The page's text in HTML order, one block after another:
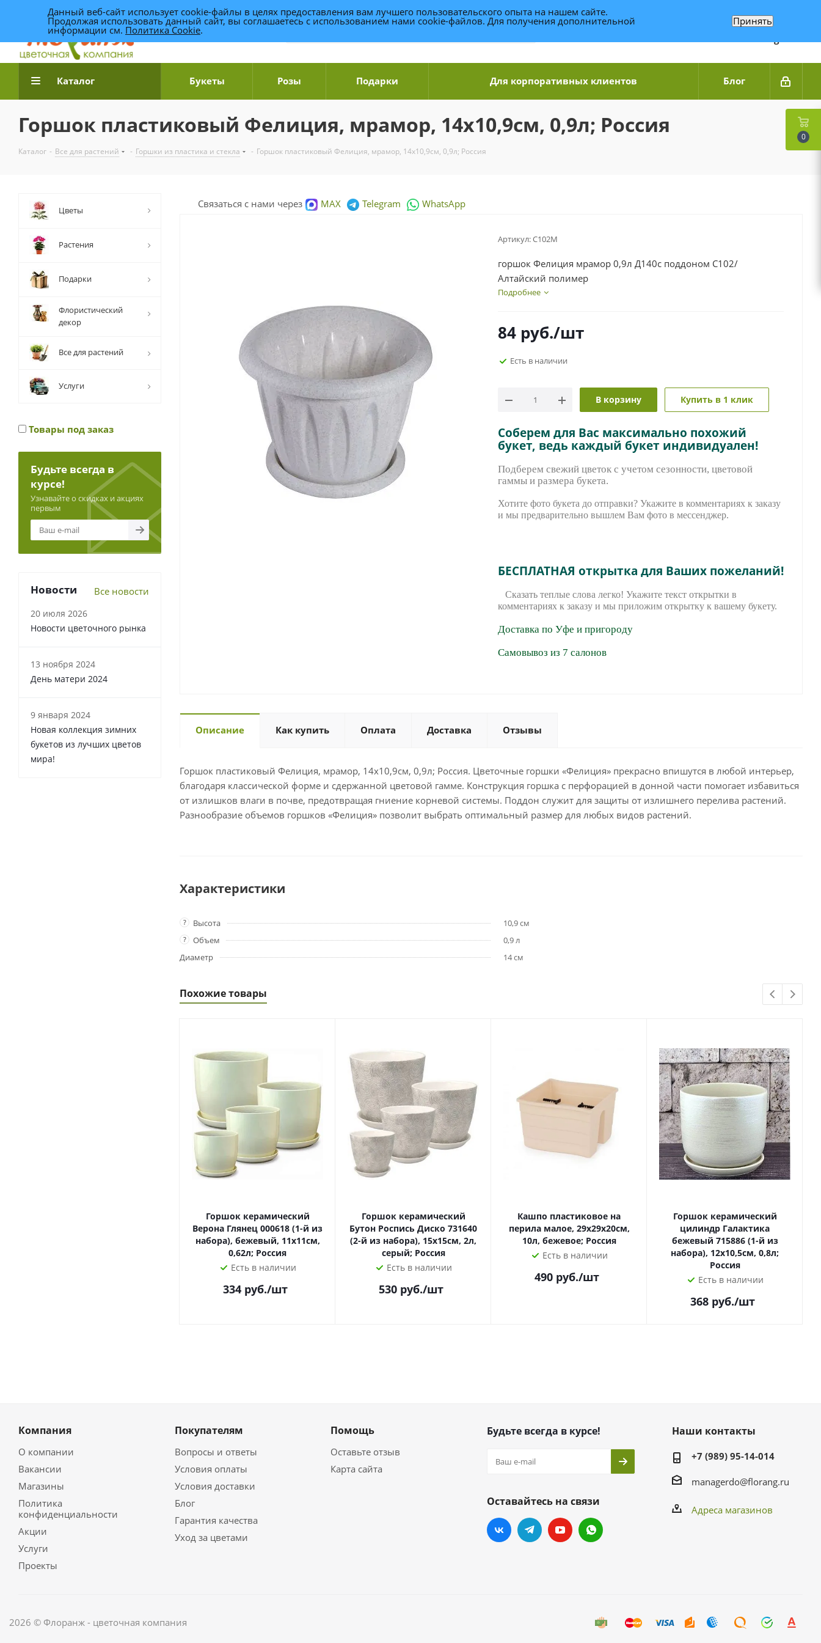
Доставка цветов по Уфе +7 (989) 95-14-014
Связаться по WhatsApp
Каталог Букеты Розы Подарки Для корпоративных клиентов Блог
Горшок пластиковый Фелиция, мрамор, 14х10,9см, 0,9л; Россия
Каталог - Все для растений - Горшки из пластика и стекла - Горшок пластиковый Фелиция, мрамор, 14х10,9см, 0,9л; Россия
Связаться с нами через MAX Telegram WhatsApp
Артикул:С102М
горшок Фелиция мрамор 0,9л Д140с поддоном С102/
Алтайский полимер
Подробнее
84 руб./шт
Есть в наличии
В корзину Купить в 1 клик
Соберем для Вас максимально похожий
букет, ведь каждый букет индивидуален!
Подберем свежий цветок с учетом сезонности, цветовой
гаммы и размера букета.
Хотите фото букета до отправки? Укажите в комментариях к заказу
и мы предварительно вышлем Вам фото в мессенджер.
БЕСПЛАТНАЯ открытка для Ваших пожеланий!
Сказать теплые слова легко! Укажите текст открытки в
комментариях к заказу и мы приложим открытку к вашему букету.
Доставка по Уфе и пригороду
Самовывоз из 7 салонов
Описание Как купить Оплата Доставка Отзывы
Горшок пластиковый Фелиция, мрамор, 14х10,9см, 0,9л; Россия. Цветочные горшки «Фелиция» прекрасно впишутся в любой интерьер,
благодаря классической форме и сдержанной цветовой гамме. Конструкция горшка с перфорацией в донной части помогает избавиться
от излишков влаги в почве, предотвращая гниение корневой системы. Поддон служит для защиты от излишнего перелива растений.
Разнообразие объемов горшков «Фелиция» позволит выбрать оптимальный размер для любых видов растений.
Характеристики
? Высота 10,9 см
? Объем
0,9 л
Диаметр
14 см
Похожие товары
Горшок керамический
Верона Глянец 000618 (1-й из
набора), бежевый, 11х11см,
0,62л; Россия
Есть в наличии
334 руб./шт
Горшок керамический
Бутон Роспись Диско 731640
(2-й из набора), 15х15см, 2л,
серый; Россия
Есть в наличии
530 руб./шт
Кашпо пластиковое на
перила малое, 29х29х20см,
10л, бежевое; Россия
Есть в наличии
490 руб./шт
Горшок керамический
цилиндр Галактика
бежевый 715886 (1-й из
набора), 12х10,5см, 0,8л;
Россия
Есть в наличии
368 руб./шт
Цветы
Растения
Подарки
Флористический
декор
Все для растений
Услуги
Товары под заказ
Будьте всегда в
курсе!
Узнавайте о скидках и акциях
первым
Новости Все новости
20 июля 2026
Новости цветочного рынка
13 ноября 2024
День матери 2024
9 января 2024
Новая коллекция зимних
букетов из лучших цветов
мира!
Компания
О компании
Вакансии
Магазины
Политика
конфиденциальности
Акции
Услуги
Проекты
Покупателям
Вопросы и ответы
Условия оплаты
Условия доставки
Блог
Гарантия качества
Уход за цветами
Помощь
Оставьте отзыв
Карта сайта
Будьте всегда в курсе!
Оставайтесь на связи
Наши контакты
+7 (989) 95-14-014
managerdo@florang.ru
Адреса магазинов
2026 © Флоранж - цветочная компания
0
Данный веб-сайт использует cookie-файлы в целях предоставления вам лучшего пользовательского опыта на нашем сайте.
Продолжая использовать данный сайт, вы соглашаетесь с использованием нами cookie-файлов. Для получения дополнительной
информации см. Политика Cookie.
Принять